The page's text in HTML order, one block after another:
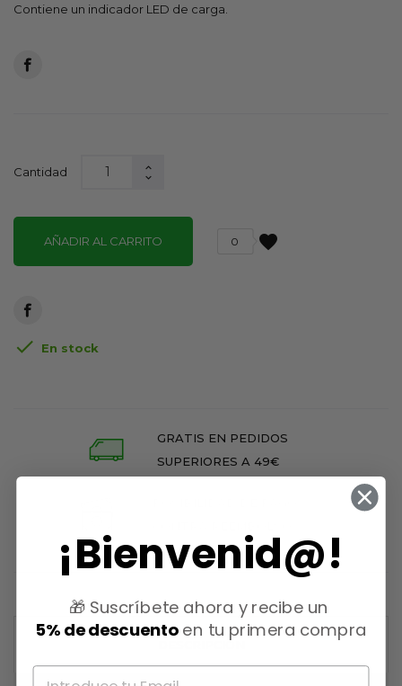
Contiene un indicador LED de carga.
Cantidad
AÑADIR AL CARRITO favorite
0
 En stock
GRATIS EN PEDIDOS
SUPERIORES A 49€
DESCRIPCIÓN
¡Bienvenid@!
🎁 Suscríbete ahora y recibe un
5% de descuentoen tu primera compra